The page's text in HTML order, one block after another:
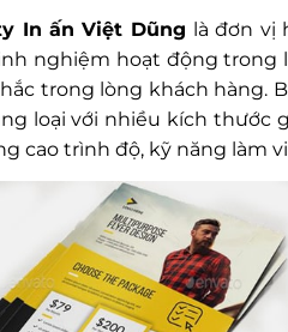
In ấn Việt Dũng là đơn vị
nghiệm hoạt động trong
trong lòng khách hàng.
loại với nhiều kích thước
cao trình độ, kỹ năng làm